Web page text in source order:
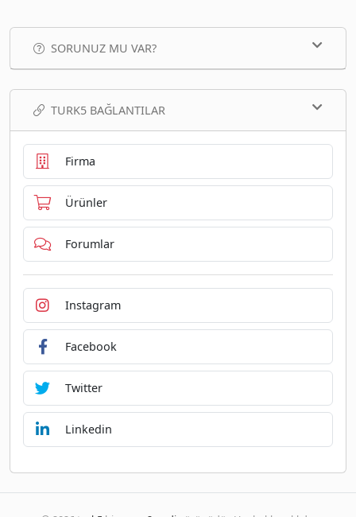
SORUNUZ MU VAR?
TURK5 BAĞLANTILAR
Firma
Ürünler
Forumlar
Instagram
Facebook
Twitter
Linkedin